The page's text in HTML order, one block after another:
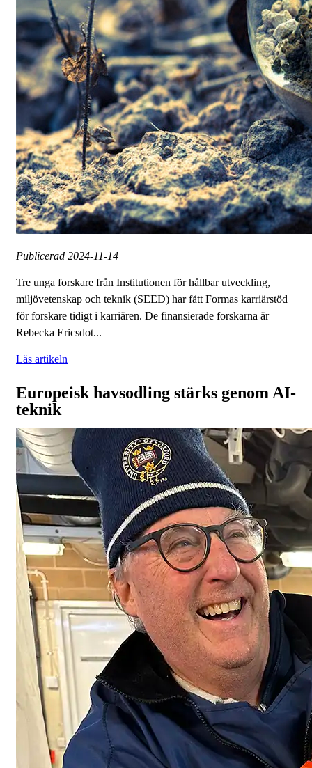
Publicerad 2024-11-14
Tre unga forskare från Institutionen för hållbar utveckling,
miljövetenskap och teknik (SEED) har fått Formas karriärstöd
för forskare tidigt i karriären. De finansierade forskarna är
Rebecka Ericsdot...
Läs artikeln
Europeisk havsodling stärks genom AI-
teknik